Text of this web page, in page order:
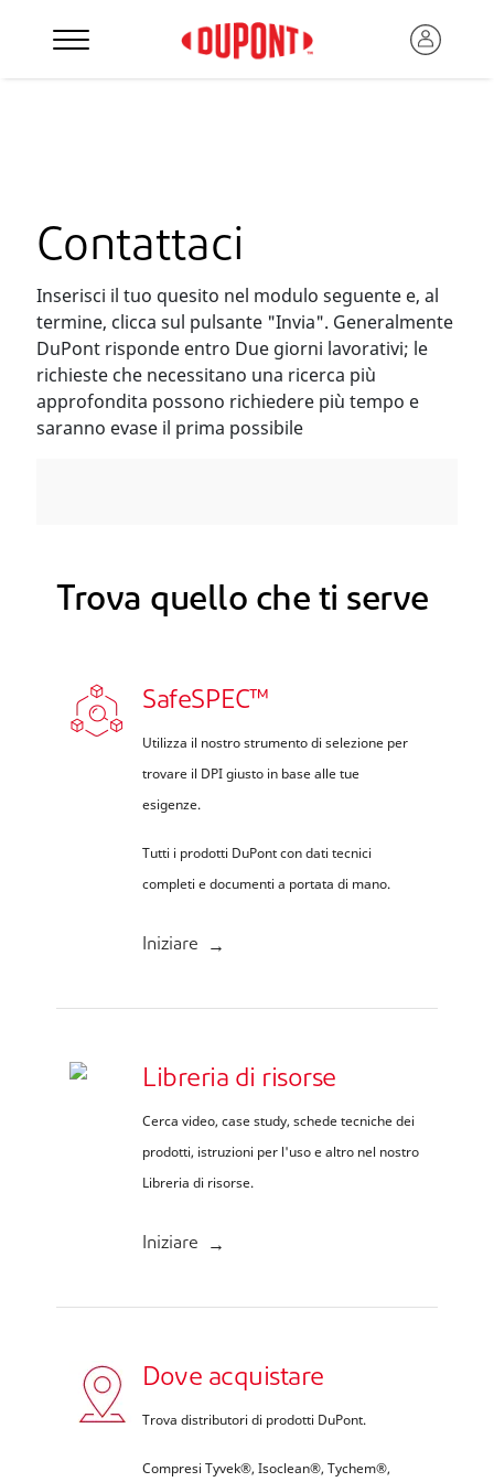
Contattaci
Inserisci il tuo quesito nel modulo seguente e, al
termine, clicca sul pulsante "Invia". Generalmente
DuPont risponde entro Due giorni lavorativi; le
richieste che necessitano una ricerca più
approfondita possono richiedere più tempo e
saranno evase il prima possibile
Trova quello che ti serve
SafeSPEC™
Utilizza il nostro strumento di selezione per
trovare il DPI giusto in base alle tue
esigenze.
Tutti i prodotti DuPont con dati tecnici
completi e documenti a portata di mano.
Iniziare
Libreria di risorse
Cerca video, case study, schede tecniche dei
prodotti, istruzioni per l'uso e altro nel nostro
Libreria di risorse.
Iniziare
Dove acquistare
Trova distributori di prodotti DuPont.
Compresi Tyvek®, Isoclean®, Tychem®,